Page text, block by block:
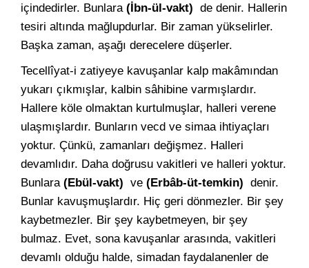
içindedirler. Bunlara (İbn-ül-vakt) de denir. Hallerin
tesiri altında mağlupdurlar. Bir zaman yükselirler.
Başka zaman, aşağı derecelere düşerler.
Tecellîyat-i zatiyeye kavuşanlar kalp makâmından
yukarı çıkmışlar, kalbin sâhibine varmışlardır.
Hallere köle olmaktan kurtulmuşlar, halleri verene
ulaşmışlardır. Bunların vecd ve simaa ihtiyaçları
yoktur. Çünkü, zamanları değişmez. Halleri
devamlıdır. Daha doğrusu vakitleri ve halleri yoktur.
Bunlara (Ebül-vakt) ve (Erbâb-üt-temkin) denir.
Bunlar kavuşmuşlardır. Hiç geri dönmezler. Bir şey
kaybetmezler. Bir şey kaybetmeyen, bir şey
bulmaz. Evet, sona kavuşanlar arasında, vakitleri
devamlı olduğu halde, simadan faydalanenler de